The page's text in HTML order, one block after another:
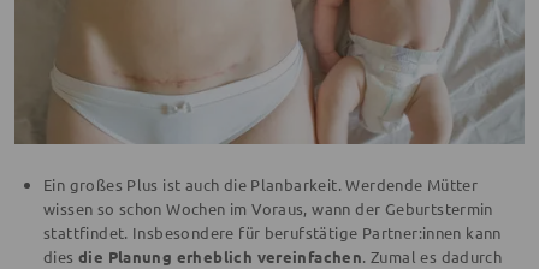
Ein großes Plus ist auch die Planbarkeit. Werdende Mütter
wissen so schon Wochen im Voraus, wann der Geburtstermin
stattfindet. Insbesondere für berufstätige Partner:innen kann
dies die Planung erheblich vereinfachen. Zumal es dadurch